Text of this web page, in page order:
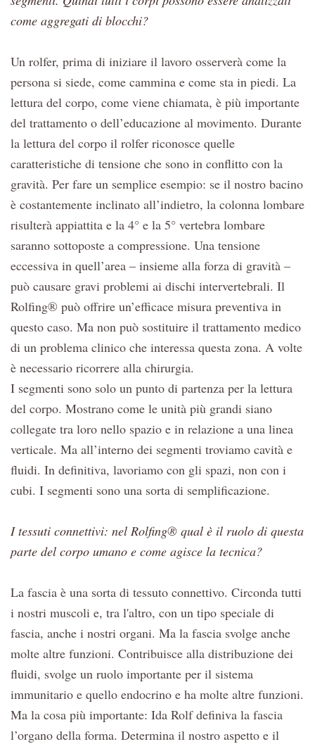
come aggregati di blocchi?
Un rolfer, prima di iniziare il lavoro osserverà come la
persona si siede, come cammina e come sta in piedi. La
lettura del corpo, come viene chiamata, è più importante
del trattamento o dell’educazione al movimento. Durante
la lettura del corpo il rolfer riconosce quelle
caratteristiche di tensione che sono in conflitto con la
gravità. Per fare un semplice esempio: se il nostro bacino
è costantemente inclinato all’indietro, la colonna lombare
risulterà appiattita e la 4° e la 5° vertebra lombare
saranno sottoposte a compressione. Una tensione
eccessiva in quell’area – insieme alla forza di gravità –
può causare gravi problemi ai dischi intervertebrali. Il
Rolfing® può offrire un’efficace misura preventiva in
questo caso. Ma non può sostituire il trattamento medico
di un problema clinico che interessa questa zona. A volte
è necessario ricorrere alla chirurgia.
I segmenti sono solo un punto di partenza per la lettura
del corpo. Mostrano come le unità più grandi siano
collegate tra loro nello spazio e in relazione a una linea
verticale. Ma all’interno dei segmenti troviamo cavità e
fluidi. In definitiva, lavoriamo con gli spazi, non con i
cubi. I segmenti sono una sorta di semplificazione.
I tessuti connettivi: nel Rolfing® qual è il ruolo di questa
parte del corpo umano e come agisce la tecnica?
La fascia è una sorta di tessuto connettivo. Circonda tutti
i nostri muscoli e, tra l'altro, con un tipo speciale di
fascia, anche i nostri organi. Ma la fascia svolge anche
molte altre funzioni. Contribuisce alla distribuzione dei
fluidi, svolge un ruolo importante per il sistema
immunitario e quello endocrino e ha molte altre funzioni.
Ma la cosa più importante: Ida Rolf definiva la fascia
l’organo della forma. Determina il nostro aspetto e il